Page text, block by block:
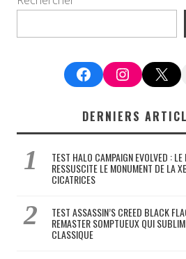
FacebookInstagram
X
DERNIERS
TEST HALO CAMPAIGN EVOLVED : LE
RESSUSCITE LE MONUMENT DE LA
CICATRICES
TEST ASSASSIN’S CREED BLACK
REMASTER SOMPTUEUX QUI
CLASSIQUE